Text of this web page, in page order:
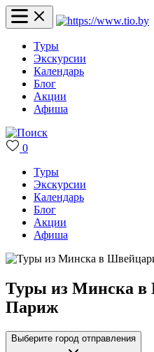
Туры
Экскурсии
Календарь
Блог
Акции
Афиша
0
Туры
Экскурсии
Календарь
Блог
Акции
Афиша
Туры из Минска
Париж
Выберите город отправления